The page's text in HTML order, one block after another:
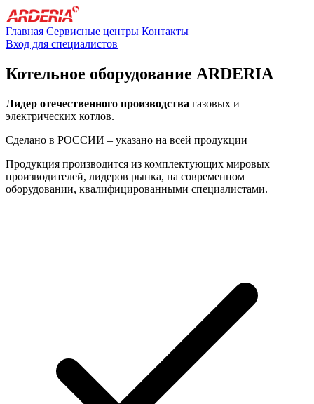
Главная Сервисные центры Контакты
Вход для специалистов
Котельное оборудование ARDERIA
Лидер отечественного производства газовых и
электрических котлов.
Сделано в РОССИИ – указано на всей продукции
Продукция производится из комплектующих мировых
производителей, лидеров рынка, на современном
оборудовании, квалифицированными специалистами.